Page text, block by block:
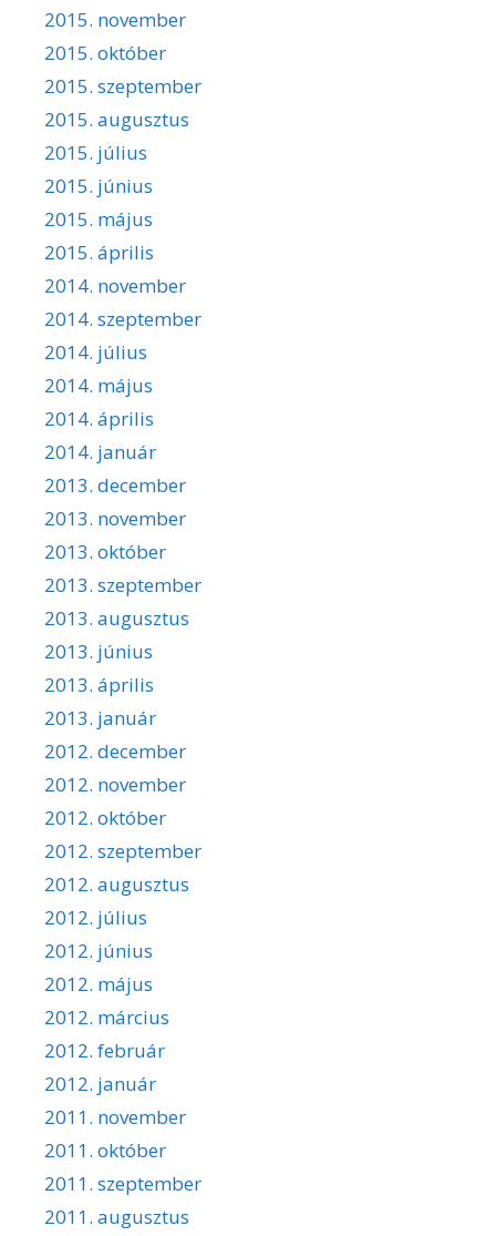
2015. november
2015. október
2015. szeptember
2015. augusztus
2015. július
2015. június
2015. május
2015. április
2014. november
2014. szeptember
2014. július
2014. május
2014. április
2014. január
2013. december
2013. november
2013. október
2013. szeptember
2013. augusztus
2013. június
2013. április
2013. január
2012. december
2012. november
2012. október
2012. szeptember
2012. augusztus
2012. július
2012. június
2012. május
2012. március
2012. február
2012. január
2011. november
2011. október
2011. szeptember
2011. augusztus